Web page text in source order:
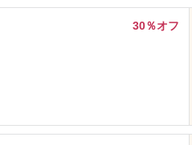
30％オフ